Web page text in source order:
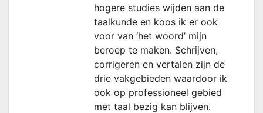
hogere studies wijden aan de
taalkunde en koos ik er ook
voor van ‘het woord’ mijn
beroep te maken. Schrijven,
corrigeren en vertalen zijn de
drie vakgebieden waardoor ik
ook op professioneel gebied
met taal bezig kan blijven.